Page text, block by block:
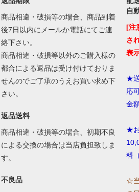
商品相違・破損等の場合、商品到着
後7日以内にメールか電話にてご連
絡下さい。
商品相違・破損等以外のご購入様の
都合による返品は受け付けておりま
せんのでご了承のうえお買い求め下
さい。
返品送料
商品相違・破損等の場合、初期不良
による交換の場合は当店負担致しま
す。
不良品
自
[注
さ
表
★
応
金
★
料
☆